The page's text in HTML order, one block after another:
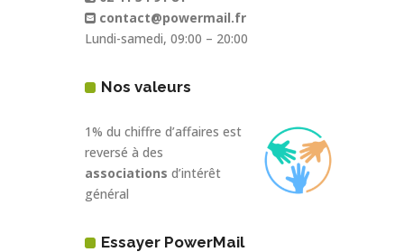
contact@powermail.fr
Lundi-samedi, 09:00 – 20:00
Nos valeurs
1% du chiffre d’affaires est
reversé à des
associations d’intérêt
général
Essayer PowerMail